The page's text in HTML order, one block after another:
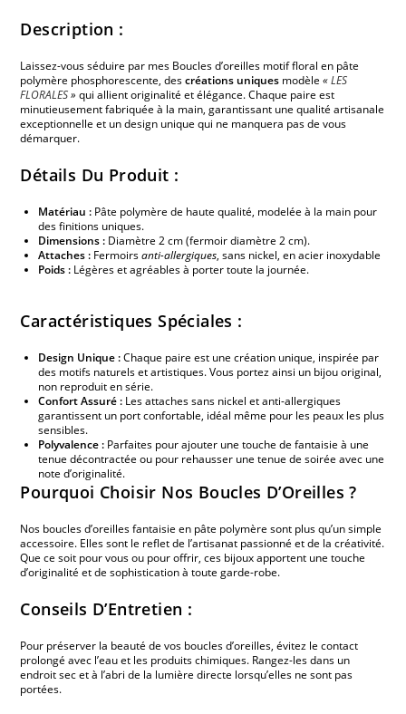
Description :
Laissez-vous séduire par mes Boucles d’oreilles motif floral en pâte
polymère phosphorescente, descréations uniques modèle«LES
FLORALES»qui allient originalité et élégance. Chaque paire est
minutieusement fabriquée à la main, garantissant une qualité artisanale
exceptionnelle et un design unique qui ne manquera pas de vous
démarquer.
Détails Du Produit :
Matériau : Pâte polymère de haute qualité, modelée à la main pour
des finitions uniques.
Dimensions : Diamètre 2 cm (fermoir diamètre 2 cm).
Attaches : Fermoirsanti-allergiques, sans nickel, en acier inoxydable
Poids : Légères et agréables à porter toute la journée.
Caractéristiques Spéciales :
Design Unique :Chaque paire est une création unique, inspirée par
des motifs naturels et artistiques. Vous portez ainsi un bijou original,
non reproduit en série.
Confort Assuré : Les attaches sans nickel et anti-allergiques
garantissent un port confortable, idéal même pour les peaux les plus
sensibles.
Polyvalence : Parfaites pour ajouter une touche de fantaisie à une
tenue décontractée ou pour rehausser une tenue de soirée avec une
note d’originalité.
Pourquoi Choisir Nos Boucles D’Oreilles ?
Nos boucles d’oreilles fantaisie en pâte polymère sont plus qu’un simple
accessoire. Elles sont le reflet de l’artisanat passionné et de la créativité.
Que ce soit pour vous ou pour offrir, ces bijoux apportent une touche
d’originalité et de sophistication à toute garde-robe.
Conseils D’Entretien :
Pour préserver la beauté de vos boucles d’oreilles, évitez le contact
prolongé avec l’eau et les produits chimiques. Rangez-les dans un
endroit sec et à l’abri de la lumière directe lorsqu’elles ne sont pas
portées.